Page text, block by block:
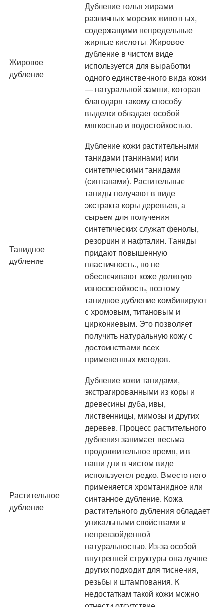
Жировое
дубление
Дубление голья жирами
различных морских животных,
содержащими непредельные
жирные кислоты. Жировое
дубление в чистом виде
используется для выработки
одного единственного вида кожи
— натуральной замши, которая
благодаря такому способу
выделки обладает особой
мягкостью и водостойкостью.
Танидное
дубление
Дубление кожи растительными
танидами (танинами) или
синтетическими танидами
(синтанами). Растительные
таниды получают в виде
экстракта коры деревьев, а
сырьем для получения
синтетических служат фенолы,
резорцин и нафталин. Таниды
придают повышенную
пластичность., но не
обеспечивают коже должную
износостойкость, поэтому
танидное дубление комбинируют
с хромовым, титановым и
циркониевым. Это позволяет
получить натуральную кожу с
достоинствами всех
примененных методов.
Растительное
дубление
Дубление кожи танидами,
экстрагированными из коры и
древесины дуба, ивы,
лиственницы, мимозы и других
деревев. Процесс растительного
дубления занимает весьма
продолжительное время, и в
наши дни в чистом виде
используется редко. Вместо него
применяется хромтанидное или
синтанное дубление. Кожа
растительного дубления обладает
уникальными свойствами и
непревзойденной
натуральностью. Из-за особой
внутренней структуры она лучше
других подходит для тиснения,
резьбы и штампования. К
недостаткам такой кожи можно